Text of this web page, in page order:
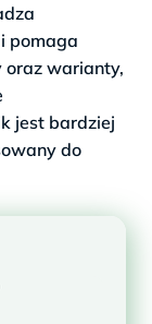
pomaga
oraz warianty,
jest bardziej
do